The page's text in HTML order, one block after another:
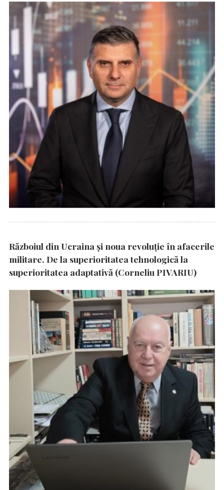
Războiul din Ucraina și noua revoluție în afacerile
militare. De la superioritatea tehnologică la
superioritatea adaptativă (Corneliu PIVARIU)